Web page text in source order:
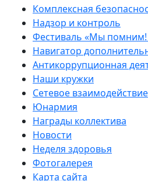
Комплексная
Надзор и контроль
Фестиваль «Мы
Навигатор
Антикоррупционная
Наши кружки
Сетевое взаимодействие
Юнармия
Награды коллектива
Новости
Неделя здоровья
Фотогалерея
Карта сайта